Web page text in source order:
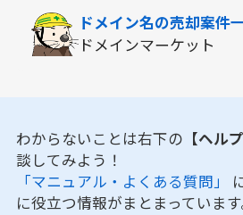
ドメイン名の売却案件
ドメインマーケット
わからないことは右下の 【ヘルプ
談してみよう！
「マニュアル・よくある質問」
に役立つ情報がまとまっています